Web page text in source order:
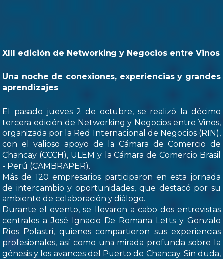
XIII edición de Networking y Negocios entre Vinos
Una noche de conexiones, experiencias y grandes
aprendizajes
El pasado jueves 2 de octubre, se realizó la décimo
tercera edición de Networking y Negocios entre Vinos,
organizada por la Red Internacional de Negocios (RIN),
con el valioso apoyo de la Cámara de Comercio de
Chancay (CCCH), ULEM y la Cámara de Comercio Brasil
- Perú (CAMBRAPER).
Más de 120 empresarios participaron en esta jornada
de intercambio y oportunidades, que destacó por su
ambiente de colaboración y diálogo.
Durante el evento, se llevaron a cabo dos entrevistas
centrales a José Ignacio De Romana Letts y Gonzalo
Ríos Polastri, quienes compartieron sus experiencias
profesionales, así como una mirada profunda sobre la
génesis y los avances del Puerto de Chancay. Sin duda,